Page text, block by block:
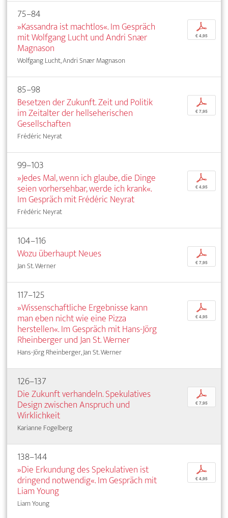
75–84
»Kassandra ist machtlos«. Im Gespräch
mit Wolfgang Lucht und Andri Snær
Magnason
Wolfgang Lucht, Andri Snær Magnason
p
€ 4,95
85–98
Besetzen der Zukunft. Zeit und Politik
im Zeitalter der hellseherischen
Gesellschaften
Frédéric Neyrat
p
€ 7,95
99–103
»Jedes Mal, wenn ich glaube, die Dinge
seien vorhersehbar, werde ich krank«.
Im Gespräch mit Frédéric Neyrat
Frédéric Neyrat
p
€ 4,95
104–116
Wozu überhaupt Neues
Jan St. Werner
p
€ 7,95
117–125
»Wissenschaftliche Ergebnisse kann
man eben nicht wie eine Pizza
herstellen«. Im Gespräch mit Hans-Jörg
Rheinberger und Jan St. Werner
Hans-Jörg Rheinberger, Jan St. Werner
p
€ 4,95
126–137
Die Zukunft verhandeln. Spekulatives
Design zwischen Anspruch und
Wirklichkeit
Karianne Fogelberg
p
€ 7,95
138–144
»Die Erkundung des Spekulativen ist
dringend notwendig«. Im Gespräch mit
Liam Young
Liam Young
p
€ 4,95